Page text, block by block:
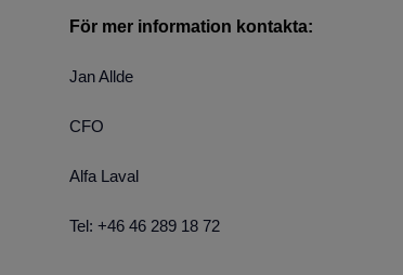
För mer information kontakta:
Jan Allde
CFO
Alfa Laval
Tel: +46 46 289 18 72